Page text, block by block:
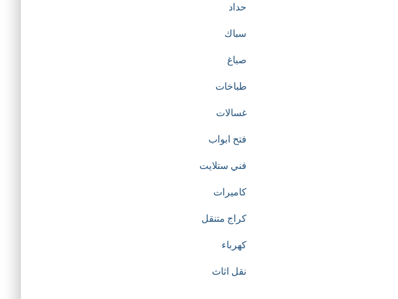
حداد
سباك
صباغ
طباخات
غسالات
فتح ابواب
فني ستلايت
كاميرات
كراج متنقل
كهرباء
نقل اثاث